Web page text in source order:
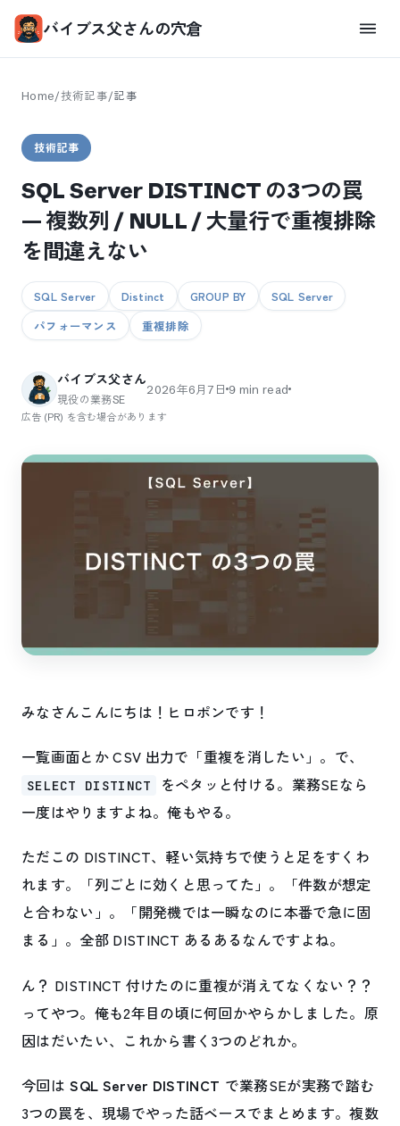
バイブス父さんの穴倉
Home/技術記事/記事
技術記事
SQL Server DISTINCT の3つの罠
— 複数列 / NULL / 大量行で重複排除
を間違えない
SQL Server Distinct GROUP BY
SQL Server
パフォーマンス
重複排除
バイブス父さん
現役の業務SE
2026年6月7日 9 min read
広告 (PR) を含む場合があります
みなさんこんにちは！ヒロポンです！
一覧画面とか CSV 出力で「重複を消したい」。で、
SELECT DISTINCT
をペタッと付ける。業務SEなら
一度はやりますよね。俺もやる。
ただこの DISTINCT、軽い気持ちで使うと足をすくわ
れます。「列ごとに効くと思ってた」。「件数が想定
と合わない」。「開発機では一瞬なのに本番で急に固
まる」。全部 DISTINCT あるあるなんですよね。
ん？ DISTINCT 付けたのに重複が消えてなくない？？
ってやつ。俺も2年目の頃に何回かやらかしました。原
因はだいたい、これから書く3つのどれか。
今回は SQL Server DISTINCT で業務SEが実務で踏む
3つの罠を、現場でやった話ベースでまとめます。複数